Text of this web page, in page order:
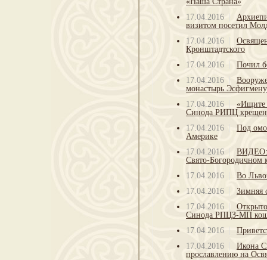
17.04.2016
визитом посетил
17.04.2016
Кронштадтского
17.04.2016
Почил
17.04.2016
монастырь
17.04.2016
«Ищите
Синода РИПЦ
17.04.2016
Под
Америке
17.04.2016
ВИДЕО:
Свято-
17.04.2016
Во
17.04.2016
Зимняя
17.04.2016
Синода РПЦЗ-МП
17.04.2016
17.04.2016
Икона
прославлению на